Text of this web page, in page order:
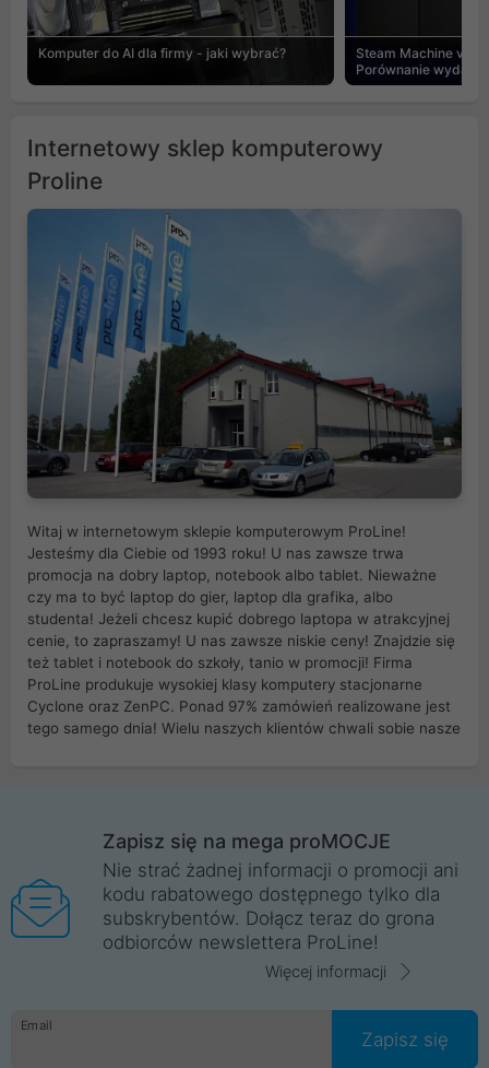
Komputer do AI dla firmy - jaki wybrać?
Steam Machine vs
Porównanie
Internetowy sklep komputerowy
Proline
Witaj w internetowym sklepie komputerowym ProLine!
Jesteśmy dla Ciebie od 1993 roku! U nas zawsze trwa
promocja na dobry laptop, notebook albo tablet. Nieważne
czy ma to być laptop do gier, laptop dla grafika, albo
studenta! Jeżeli chcesz kupić dobrego laptopa w atrakcyjnej
cenie, to zapraszamy! U nas zawsze niskie ceny! Znajdzie się
też tablet i notebook do szkoły, tanio w promocji! Firma
ProLine produkuje wysokiej klasy komputery stacjonarne
Cyclone oraz ZenPC. Ponad 97% zamówień realizowane jest
tego samego dnia! Wielu naszych klientów chwali sobie nasze
Wrocław, Poznań, Legnica, Katowice, Gliwice, Kalisz, Bytom,
Trzebnica, Opole. Szybka i profesjonalna obsługa!
ProLine to polska firma ze 100% polskim kapitałem. Działamy
legalnie i płacimy podatki w naszym kraju! Posiadamy siedzibę
główną w Mirkowie oraz salony na terenie kraju. Cała
komunikacja ze sklepem komputerowym ProLine jest
danych osobowych. Dlatego zakup notebooka albo laptopa w
ProLine to czysta przyjemność i pełne bezpieczeństwo.
Zaopatrzysz się u nas w akcesoria i części komputerowe
Zapisz się na mega proMOCJE
Nie strać żadnej informacji o promocji ani
kodu rabatowego dostępnego tylko dla
subskrybentów. Dołącz teraz do grona
odbiorców newslettera ProLine!
Więcej informacji
Email
Zapisz się